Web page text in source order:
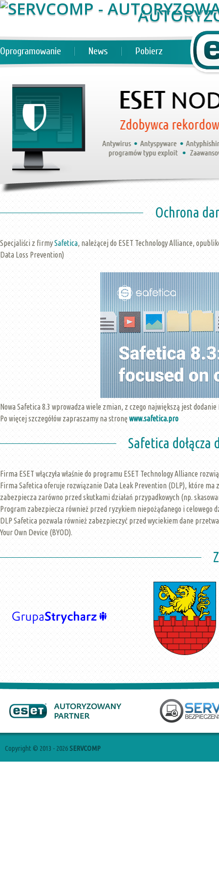
Oprogramowanie News Pobierz
Ochrona
Specjaliści z firmySafetica, należącej do ESET Technology Alliance,
Data Loss Prevention)
Nowa Safetica 8.3 wprowadza wiele zmian, z czego największą jest
Po więcej szczegółów zapraszamy na stronęwww.safetica.pro
Safetica dołącza
Firma ESET włączyła właśnie do programu ESET Technology Alliance
Firma Safetica oferuje rozwiązanie Data Leak Prevention (DLP), które
zabezpiecza zarówno przed skutkami działań przypadkowych (np.
Program zabezpiecza również przed ryzykiem niepożądanego i celowego
DLP Safetica pozwala również zabezpieczyć przed wyciekiem dane
Your Own Device (BYOD).
Copyright © 2013 - 2026 SERVCOMP